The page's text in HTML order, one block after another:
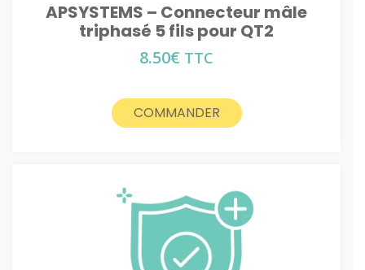
APSYSTEMS – Connecteur mâle
triphasé 5 fils pour QT2
8.50€ TTC
COMMANDER